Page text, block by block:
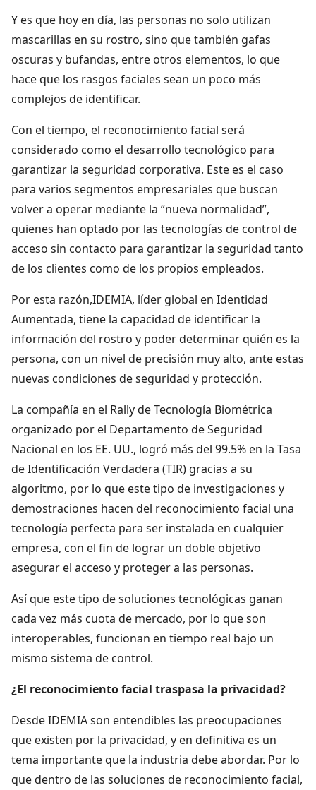
Y es que hoy en día, las personas no solo utilizan
mascarillas en su rostro, sino que también gafas
oscuras y bufandas, entre otros elementos, lo que
hace que los rasgos faciales sean un poco más
complejos de identificar.
Con el tiempo, el reconocimiento facial será
considerado como el desarrollo tecnológico para
garantizar la seguridad corporativa. Este es el caso
para varios segmentos empresariales que buscan
volver a operar mediante la “nueva normalidad”,
quienes han optado por las tecnologías de control de
acceso sin contacto para garantizar la seguridad tanto
de los clientes como de los propios empleados.
Por esta razón,IDEMIA, líder global en Identidad
Aumentada, tiene la capacidad de identificar la
información del rostro y poder determinar quién es la
persona, con un nivel de precisión muy alto, ante estas
nuevas condiciones de seguridad y protección.
La compañía en el Rally de Tecnología Biométrica
organizado por el Departamento de Seguridad
Nacional en los EE. UU., logró más del 99.5% en la Tasa
de Identificación Verdadera (TIR) ​​gracias a su
algoritmo, por lo que este tipo de investigaciones y
demostraciones hacen del reconocimiento facial una
tecnología perfecta para ser instalada en cualquier
empresa, con el fin de lograr un doble objetivo
asegurar el acceso y proteger a las personas.
Así que este tipo de soluciones tecnológicas ganan
cada vez más cuota de mercado, por lo que son
interoperables, funcionan en tiempo real bajo un
mismo sistema de control.
¿El reconocimiento facial traspasa la privacidad?
Desde IDEMIA son entendibles las preocupaciones
que existen por la privacidad, y en definitiva es un
tema importante que la industria debe abordar. Por lo
que dentro de las soluciones de reconocimiento facial,